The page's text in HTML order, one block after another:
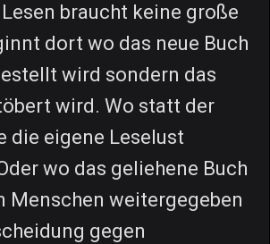
braucht keine große
dort wo das neue Buch
wird sondern das
wird. Wo statt der
die eigene Leselust
wo das geliehene Buch
Menschen weitergegeben
gegen